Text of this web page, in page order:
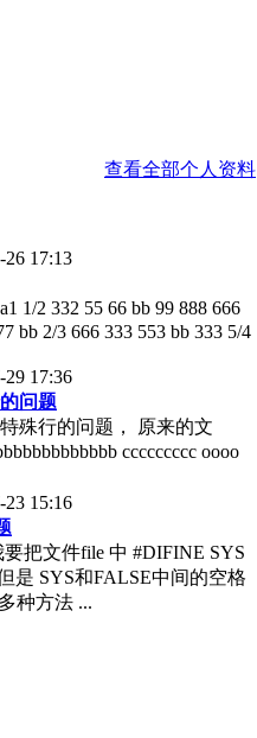
查看全部个人资料
26 17:13
1/2 332 55 66 bb 99 888 666
bb 2/3 666 333 553 bb 333 5/4
29 17:36
问题
殊行的问题， 原来的文
ccccccccc oooo
23 15:16
把文件file 中 #DIFINE SYS
是 SYS和FALSE中间的空格
种方法 ...